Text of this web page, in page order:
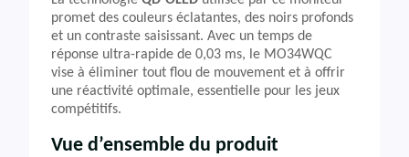
promet des couleurs éclatantes, des noirs profonds
et un contraste saisissant. Avec un temps de
réponse ultra-rapide de 0,03 ms, le MO34WQC
vise à éliminer tout flou de mouvement et à offrir
une réactivité optimale, essentielle pour les jeux
compétitifs.
Vue d’ensemble du produit